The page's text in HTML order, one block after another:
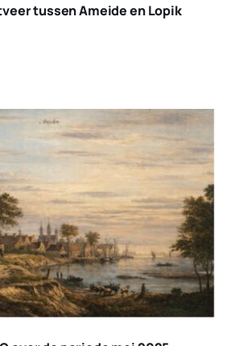
tussen Ameide en Lopik